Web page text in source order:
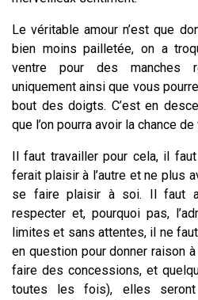
Le véritable amour n’est que
bien moins pailletée, on a
ventre pour des manches
uniquement ainsi que vous
bout des doigts. C’est en
que l’on pourra avoir la chance
Il faut travailler pour cela, il
ferait plaisir à l’autre et ne plus
se faire plaisir à soi. Il faut
respecter et, pourquoi pas,
limites et sans attentes, il ne
en question pour donner raison
faire des concessions, et
toutes les fois), elles seront